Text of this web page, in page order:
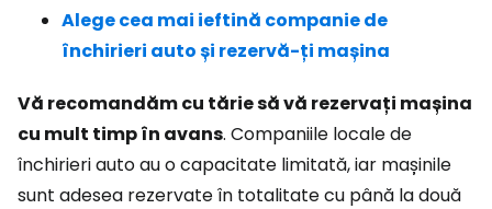
Alege cea mai ieftină companie de
închirieri auto și rezervă-ți mașina
Vă recomandăm cu tărie să vă rezervați mașina
cu mult timp în avans. Companiile locale de
închirieri auto au o capacitate limitată, iar mașinile
sunt adesea rezervate în totalitate cu până la două